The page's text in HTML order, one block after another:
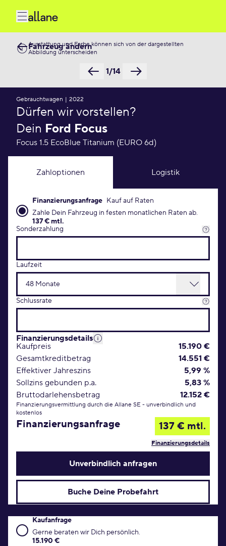
Ausstattung und Farbe können sich von der dargestellten
Abbildung unterscheiden
1/14
Fahrzeug ändern
Gebrauchtwagen | 2022
Dürfen wir vorstellen?
Dein Ford Focus
Focus 1.5 EcoBlue Titanium (EURO 6d)
Zahloptionen Logistik
Finanzierungsanfrage Konditionen
Finanzierungsanfrage Kauf auf Raten
Zahle Dein Fahrzeug in festen monatlichen Raten ab.
137 € mtl.
Sonderzahlung
Laufzeit
Schlussrate
Finanzierungsdetails
Kaufpreis
15.190 €
Gesamtkreditbetrag
14.551 €
Effektiver Jahreszins
5,99 %
Sollzins gebunden p.a.
5,83 %
Bruttodarlehensbetrag
12.152 €
Finanzierungsvermittlung durch die Allane SE - unverbindlich und
kostenlos
Finanzierungsanfrage 137 € mtl.
Finanzierungsdetails
Unverbindlich anfragen
Buche Deine Probefahrt
Kaufanfrage Konditionen
Kaufanfrage
Gerne beraten wir Dich persönlich.
15.190 €